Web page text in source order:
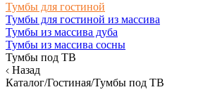
Тумбы для гостиной
Тумбы для гостиной из массива
Тумбы из массива дуба
Тумбы из массива сосны
Тумбы под ТВ
Назад
Каталог/Гостиная/Тумбы под ТВ